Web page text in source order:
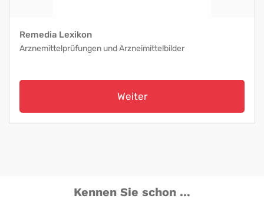
Remedia Lexikon
Arznemittelprüfungen und Arzneimittelbilder
Weiter
Kennen Sie schon ...